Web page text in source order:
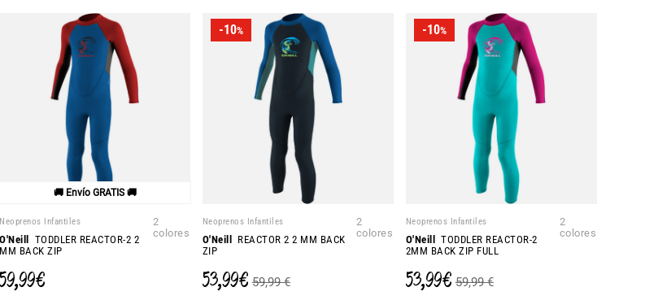
🚚 Envío GRATIS 🚚
Neoprenos Infantiles
O'Neill
TODDLER REACTOR-2 2
MM BACK ZIP
2
colores
59,99 €
-10%
Neoprenos Infantiles
O'Neill
REACTOR 2 2 MM BACK
ZIP
2
colores
53,99 € 59,99 €
-10%
Neoprenos Infantiles
O'Neill
TODDLER REACTOR-2
2MM BACK ZIP FULL
2
colores
53,99 € 59,99 €